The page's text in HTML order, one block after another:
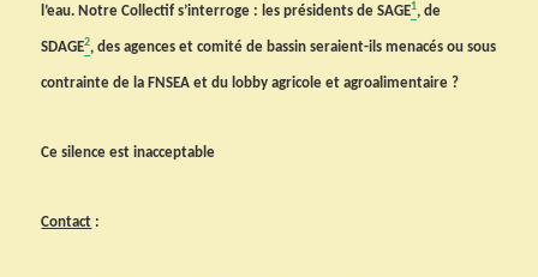
l’eau. Notre Collectif s’interroge : les présidents de SAGE1, de
SDAGE2, des agences et comité de bassin seraient-ils menacés ou sous
contrainte de la FNSEA et du lobby agricole et agroalimentaire ?
Ce silence est inacceptable
Contact :